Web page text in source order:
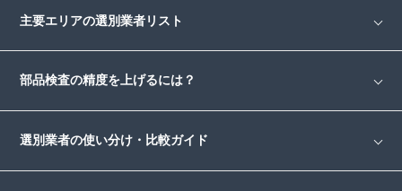
主要エリアの選別業者リスト
部品検査の精度を上げるには？
選別業者の使い分け・比較ガイド